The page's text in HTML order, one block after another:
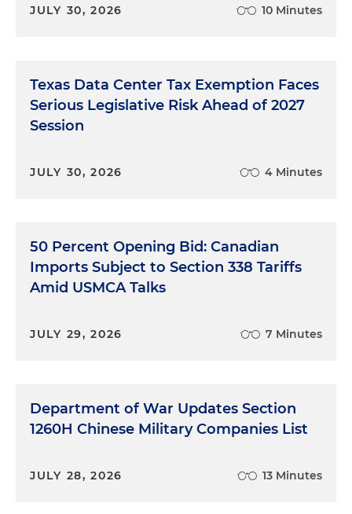
JULY 30, 2026 10 Minutes
Texas Data Center Tax Exemption Faces
Serious Legislative Risk Ahead of 2027
Session
JULY 30, 2026 4 Minutes
50 Percent Opening Bid: Canadian
Imports Subject to Section 338 Tariffs
Amid USMCA Talks
JULY 29, 2026 7 Minutes
Department of War Updates Section
1260H Chinese Military Companies List
JULY 28, 2026 13 Minutes